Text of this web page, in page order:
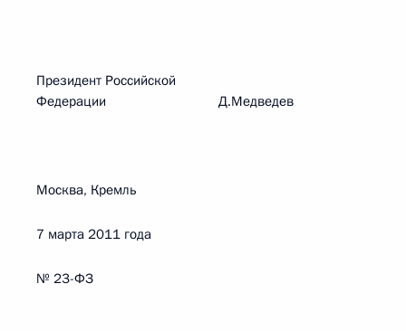
Президент Российской
Федерации Д.Медведев
Москва, Кремль
7 марта 2011 года
№ 23-ФЗ